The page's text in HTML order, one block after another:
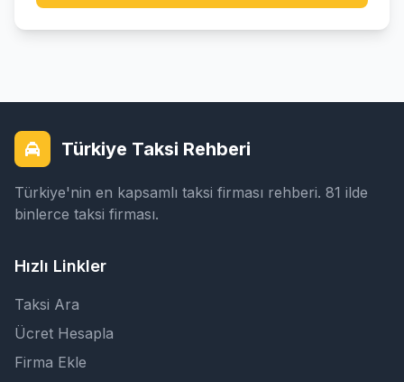
Türkiye Taksi Rehberi
Türkiye'nin en kapsamlı taksi firması rehberi. 81 ilde
binlerce taksi firması.
Hızlı Linkler
Taksi Ara
Ücret Hesapla
Firma Ekle